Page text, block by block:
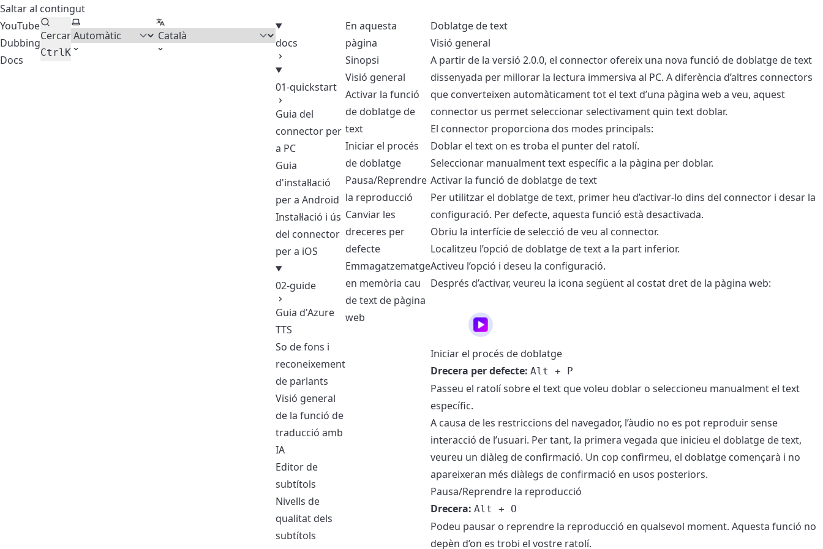
Saltar al contingut
YouTube
Dubbing
Docs
Cercar
CtrlK
Seleccionar tema Seleccionar idioma
docs
01-quickstart
Guia del
connector per
a PC
Guia
d'instal·lació
per a Android
Instal·lació i ús
del connector
per a iOS
02-guide
Guia d'Azure
TTS
So de fons i
reconeixement
de parlants
Visió general
de la funció de
traducció amb
IA
Editor de
subtítols
Nivells de
qualitat dels
subtítols
En aquesta
pàgina
Sinopsi
Visió general
Activar la funció
de doblatge de
text
Iniciar el procés
de doblatge
Pausa/Reprendre
la reproducció
Canviar les
dreceres per
defecte
Emmagatzematge
en memòria cau
de text de pàgina
web
Doblatge de text
Visió general
A partir de la versió 2.0.0, el connector ofereix una nova funció de doblatge de text
dissenyada per millorar la lectura immersiva al PC. A diferència d’altres connectors
que converteixen automàticament tot el text d’una pàgina web a veu, aquest
connector us permet seleccionar selectivament quin text doblar.
El connector proporciona dos modes principals:
Doblar el text on es troba el punter del ratolí.
Seleccionar manualment text específic a la pàgina per doblar.
Activar la funció de doblatge de text
Per utilitzar el doblatge de text, primer heu d’activar-lo dins del connector i desar la
configuració. Per defecte, aquesta funció està desactivada.
Obriu la interfície de selecció de veu al connector.
Localitzeu l’opció de doblatge de text a la part inferior.
Activeu l’opció i deseu la configuració.
Després d’activar, veureu la icona següent al costat dret de la pàgina web:
Iniciar el procés de doblatge
Drecera per defecte: Alt + P
Passeu el ratolí sobre el text que voleu doblar o seleccioneu manualment el text
específic.
A causa de les restriccions del navegador, l’àudio no es pot reproduir sense
interacció de l’usuari. Per tant, la primera vegada que inicieu el doblatge de text,
veureu un diàleg de confirmació. Un cop confirmeu, el doblatge començarà i no
apareixeran més diàlegs de confirmació en usos posteriors.
Pausa/Reprendre la reproducció
Drecera: Alt + O
Podeu pausar o reprendre la reproducció en qualsevol moment. Aquesta funció no
depèn d’on es trobi el vostre ratolí.